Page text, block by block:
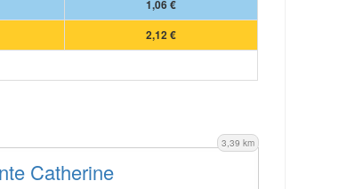
1,06 €
2,12 €
3,39 km
Catherine